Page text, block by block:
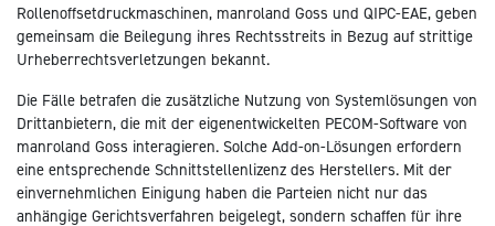
Rollenoffsetdruckmaschinen, manroland Goss und QIPC-EAE, geben
gemeinsam die Beilegung ihres Rechtsstreits in Bezug auf strittige
Urheberrechtsverletzungen bekannt.
Die Fälle betrafen die zusätzliche Nutzung von Systemlösungen von
Drittanbietern, die mit der eigenentwickelten PECOM-Software von
manroland Goss interagieren. Solche Add-on-Lösungen erfordern
eine entsprechende Schnittstellenlizenz des Herstellers. Mit der
einvernehmlichen Einigung haben die Parteien nicht nur das
anhängige Gerichtsverfahren beigelegt, sondern schaffen für ihre